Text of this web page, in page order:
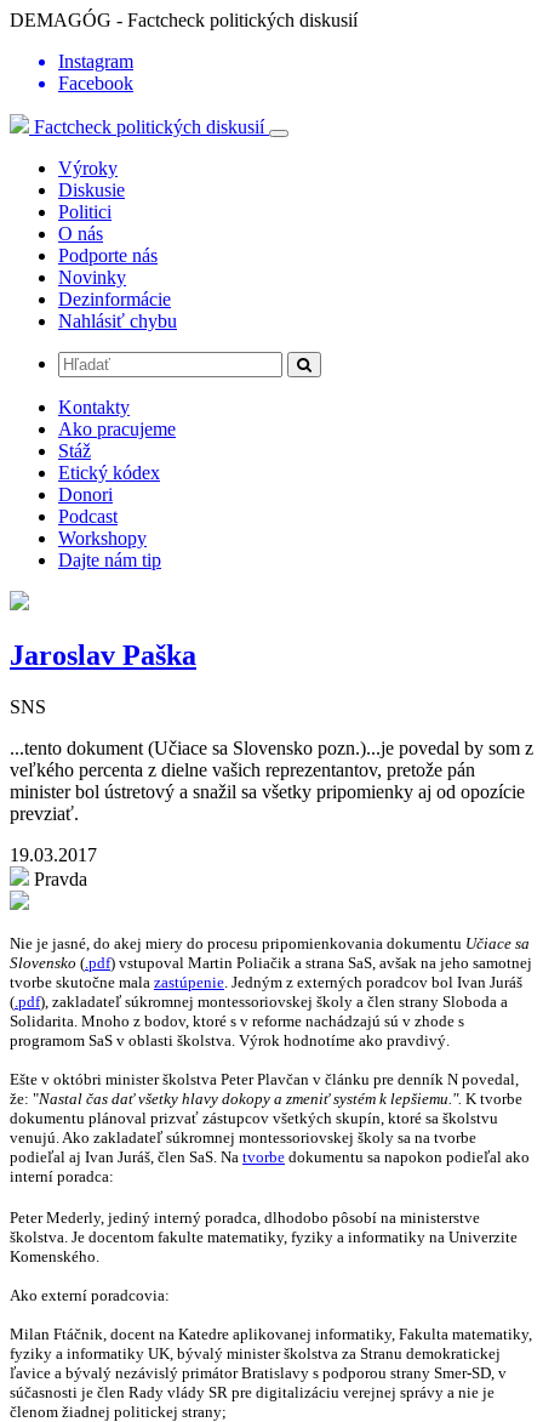
DEMAGÓG - Factcheck politických diskusií
Instagram
Facebook
Factcheck politických diskusií
Výroky
Diskusie
Politici
O nás
Podporte nás
Novinky
Dezinformácie
Nahlásiť chybu
Kontakty
Ako pracujeme
Stáž
Etický kódex
Donori
Podcast
Workshopy
Dajte nám tip
Jaroslav Paška
SNS
...tento dokument (Učiace sa Slovensko pozn.)...je povedal by som z
veľkého percenta z dielne vašich reprezentantov, pretože pán
minister bol ústretový a snažil sa všetky pripomienky aj od opozície
prevziať.
19.03.2017
Pravda
Nie je jasné, do akej miery do procesu pripomienkovania dokumentu Učiace sa
Slovensko ( .pdf) vstupoval Martin Poliačik a strana SaS, avšak na jeho samotnej
tvorbe skutočne mala zastúpenie . Jedným z externých poradcov bol Ivan Juráš
( .pdf), zakladateľ súkromnej montessoriovskej školy a člen strany Sloboda a
Solidarita. Mnoho z bodov, ktoré s v reforme nachádzajú sú v zhode s
programom SaS v oblasti školstva. Výrok hodnotíme ako pravdivý.
Ešte v októbri minister školstva Peter Plavčan v článku pre denník N povedal,
že: "Nastal čas dať všetky hlavy dokopy a zmeniť systém k lepšiemu.". K tvorbe
dokumentu plánoval prizvať zástupcov všetkých skupín, ktoré sa školstvu
venujú. Ako zakladateľ súkromnej montessoriovskej školy sa na tvorbe
podieľal aj Ivan Juráš, člen SaS. Na tvorbe dokumentu sa napokon podieľal ako
interní poradca:
Peter Mederly, jediný interný poradca, dlhodobo pôsobí na ministerstve
školstva. Je docentom fakulte matematiky, fyziky a informatiky na Univerzite
Komenského.
Ako externí poradcovia:
Milan Ftáčnik, docent na Katedre aplikovanej informatiky, Fakulta matematiky,
fyziky a informatiky UK, bývalý minister školstva za Stranu demokratickej
ľavice a bývalý nezávislý primátor Bratislavy s podporou strany Smer-SD, v
súčasnosti je člen Rady vlády SR pre digitalizáciu verejnej správy a nie je
členom žiadnej politickej strany;